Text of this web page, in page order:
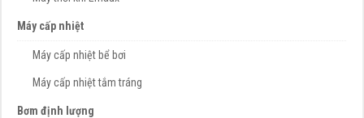
Máy cấp nhiệt
Máy cấp nhiệt bể bơi
Máy cấp nhiệt tắm tráng
Bơm định lượng